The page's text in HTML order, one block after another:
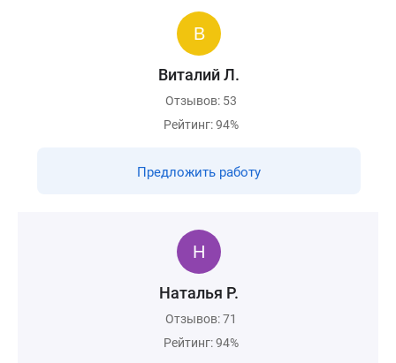
Виталий Л.
Отзывов: 53
Рейтинг: 94%
Предложить работу
Наталья Р.
Отзывов: 71
Рейтинг: 94%